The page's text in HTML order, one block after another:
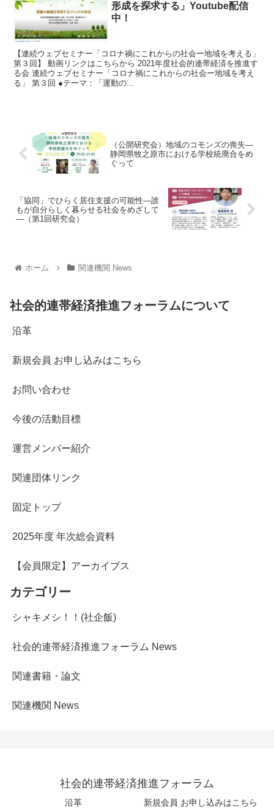
形成を探求する」Youtube配信
中！
【連続ウェブセミナー「コロナ禍にこれからの社会ー地域を考える」
第３回】 動画リンクはこちらから 2021年度社会的連帯経済を推進す
る会 連続ウェブセミナー「コロナ禍にこれからの社会ー地域を考え
る」 第３回 ●テーマ：「運動の...
（公開研究会）地域のコモンズの喪失―
静岡県牧之原市における学校統廃合をめ
ぐって
「協同」でひらく居住支援の可能性―誰
もが自分らしく暮らせる社会をめざして
―（第1回研究会）
ホーム 関連機関 News
社会的連帯経済推進フォーラムについて
沿革
新規会員 お申し込みはこちら
お問い合わせ
今後の活動目標
運営メンバー紹介
関連団体リンク
固定トップ
2025年度 年次総会資料
【会員限定】アーカイブス
カテゴリー
シャキメシ！！(社企飯)
社会的連帯経済推進フォーラム News
関連書籍・論文
関連機関 News
社会的連帯経済推進フォーラム
沿革 新規会員 お申し込みはこちら